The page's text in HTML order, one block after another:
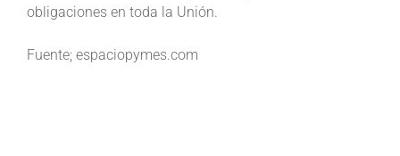
obligaciones en toda la Unión.
Fuente; espaciopymes.com